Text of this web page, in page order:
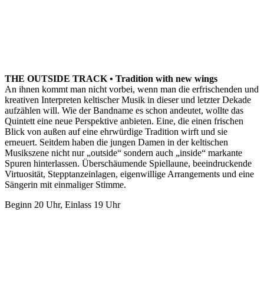
THE OUTSIDE TRACK • Tradition with new wings
An ihnen kommt man nicht vorbei, wenn man die erfrischenden und
kreativen Interpreten keltischer Musik in dieser und letzter Dekade
aufzählen will. Wie der Bandname es schon andeutet, wollte das
Quintett eine neue Perspektive anbieten. Eine, die einen frischen
Blick von außen auf eine ehrwürdige Tradition wirft und sie
erneuert. Seitdem haben die jungen Damen in der keltischen
Musikszene nicht nur „outside“ sondern auch „inside“ markante
Spuren hinterlassen. Überschäumende Spiellaune, beeindruckende
Virtuosität, Stepptanzeinlagen, eigenwillige Arrangements und eine
Sängerin mit einmaliger Stimme.
Beginn 20 Uhr, Einlass 19 Uhr